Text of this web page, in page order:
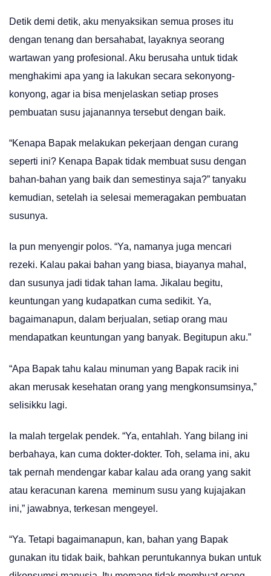
Detik demi detik, aku menyaksikan semua proses itu
dengan tenang dan bersahabat, layaknya seorang
wartawan yang profesional. Aku berusaha untuk tidak
menghakimi apa yang ia lakukan secara sekonyong-
konyong, agar ia bisa menjelaskan setiap proses
pembuatan susu jajanannya tersebut dengan baik.
“Kenapa Bapak melakukan pekerjaan dengan curang
seperti ini? Kenapa Bapak tidak membuat susu dengan
bahan-bahan yang baik dan semestinya saja?” tanyaku
kemudian, setelah ia selesai memeragakan pembuatan
susunya.
Ia pun menyengir polos. “Ya, namanya juga mencari
rezeki. Kalau pakai bahan yang biasa, biayanya mahal,
dan susunya jadi tidak tahan lama. Jikalau begitu,
keuntungan yang kudapatkan cuma sedikit. Ya,
bagaimanapun, dalam berjualan, setiap orang mau
mendapatkan keuntungan yang banyak. Begitupun aku.”
“Apa Bapak tahu kalau minuman yang Bapak racik ini
akan merusak kesehatan orang yang mengkonsumsinya,”
selisikku lagi.
Ia malah tergelak pendek. “Ya, entahlah. Yang bilang ini
berbahaya, kan cuma dokter-dokter. Toh, selama ini, aku
tak pernah mendengar kabar kalau ada orang yang sakit
atau keracunan karena meminum susu yang kujajakan
ini,” jawabnya, terkesan mengeyel.
“Ya. Tetapi bagaimanapun, kan, bahan yang Bapak
gunakan itu tidak baik, bahkan peruntukannya bukan untuk